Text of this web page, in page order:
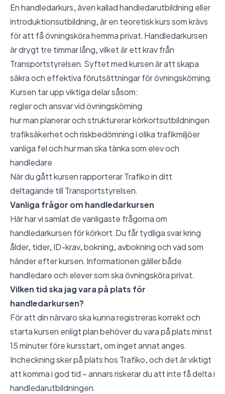
En handledarkurs, även kallad handledarutbildning eller
introduktionsutbildning, är en teoretisk kurs som krävs
för att få övningsköra hemma privat. Handledarkursen
är drygt tre timmar lång, vilket är ett krav från
Transportstyrelsen. Syftet med kursen är att skapa
säkra och effektiva förutsättningar för övningskörning.
Kursen tar upp viktiga delar såsom:
regler och ansvar vid övningskörning
hur man planerar och strukturerar körkortsutbildningen
trafiksäkerhet och riskbedömning i olika trafikmiljöer
vanliga fel och hur man ska tänka som elev och
handledare
När du gått kursen rapporterar Trafiko in ditt
deltagande till Transportstyrelsen.
Vanliga frågor om handledarkursen
Här har vi samlat de vanligaste frågorna om
handledarkursen för körkort. Du får tydliga svar kring
ålder, tider, ID-krav, bokning, avbokning och vad som
händer efter kursen. Informationen gäller både
handledare och elever som ska övningsköra privat.
Vilken tid ska jag vara på plats för
handledarkursen?
För att din närvaro ska kunna registreras korrekt och
starta kursen enligt plan behöver du vara på plats minst
15 minuter före kursstart, om inget annat anges.
Incheckning sker på plats hos Trafiko, och det är viktigt
att komma i god tid – annars riskerar du att inte få delta i
handledarutbildningen.